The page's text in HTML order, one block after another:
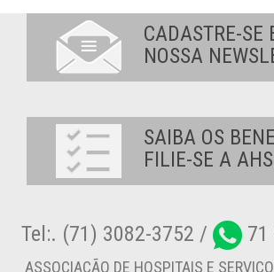
CADASTRE-SE
NOSSA
SAIBA OS
FILIE-SE A
Tel:. (71) 3082-3752 / 71
ASSOCIAÇÃO DE HOSPITAIS E